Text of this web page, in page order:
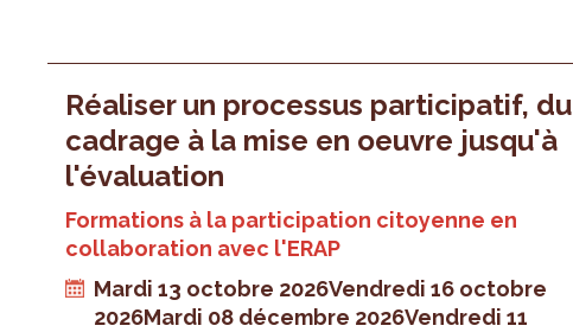
Réaliser un processus participatif, du
cadrage à la mise en oeuvre jusqu'à
l'évaluation
Formations à la participation citoyenne en
collaboration avec l'ERAP
Mardi 13 octobre 2026Vendredi 16 octobre
2026Mardi 08 décembre 2026Vendredi 11